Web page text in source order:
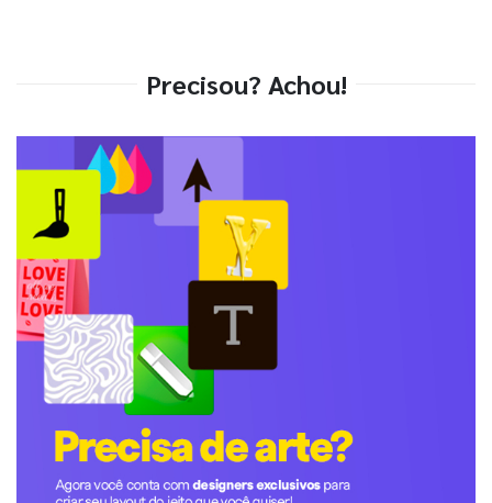
Precisou? Achou!